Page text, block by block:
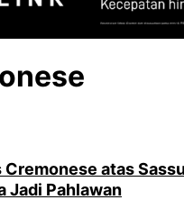
Cremonese atas
Jadi Pahlawan